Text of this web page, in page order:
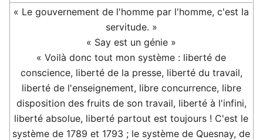
« Le gouvernement de l'homme par l'homme, c'est la
servitude. »
« Say est un génie »
« Voilà donc tout mon système : liberté de
conscience, liberté de la presse, liberté du travail,
liberté de l'enseignement, libre concurrence, libre
disposition des fruits de son travail, liberté à l'infini,
liberté absolue, liberté partout est toujours ! C'est le
système de 1789 et 1793 ; le système de Quesnay, de